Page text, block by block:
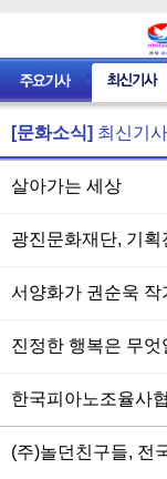
[문화소식] 최신기사
살아가는 세상
광진문화재단, 기획
서양화가 권순욱 작
진정한 행복은 무엇
한국피아노조율사
(주)놀던친구들, 전